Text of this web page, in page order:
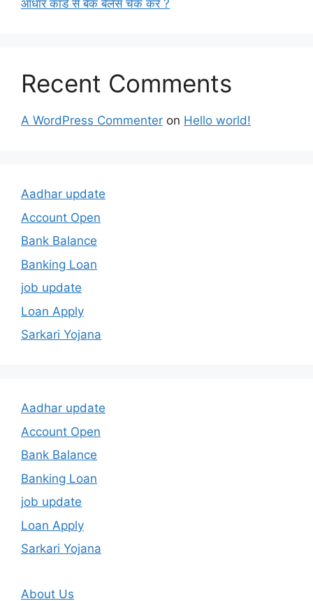
आधार कार्ड से बैंक बैलेंस चेक करें ?
Recent Comments
A WordPress Commenter on Hello world!
Aadhar update
Account Open
Bank Balance
Banking Loan
job update
Loan Apply
Sarkari Yojana
Aadhar update
Account Open
Bank Balance
Banking Loan
job update
Loan Apply
Sarkari Yojana
About Us